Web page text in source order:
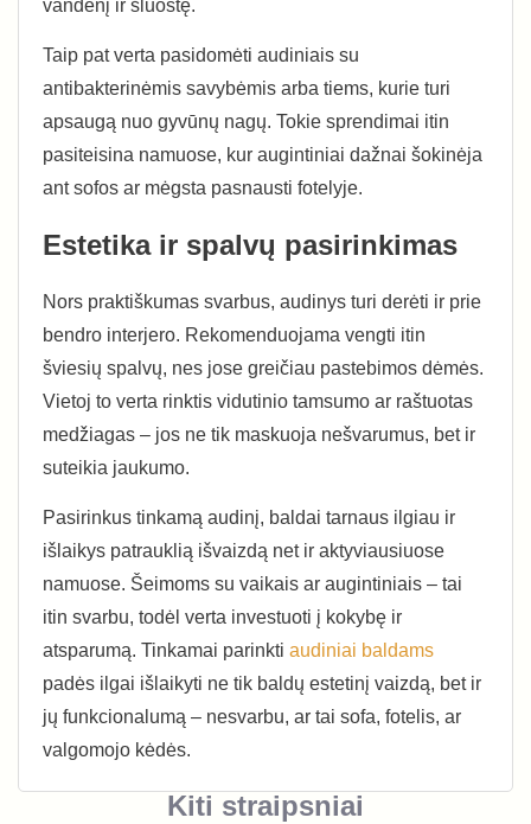
vandenį ir šluostę.
Taip pat verta pasidomėti audiniais su
antibakterinėmis savybėmis arba tiems, kurie turi
apsaugą nuo gyvūnų nagų. Tokie sprendimai itin
pasiteisina namuose, kur augintiniai dažnai šokinėja
ant sofos ar mėgsta pasnausti fotelyje.
Estetika ir spalvų pasirinkimas
Nors praktiškumas svarbus, audinys turi derėti ir prie
bendro interjero. Rekomenduojama vengti itin
šviesių spalvų, nes jose greičiau pastebimos dėmės.
Vietoj to verta rinktis vidutinio tamsumo ar raštuotas
medžiagas – jos ne tik maskuoja nešvarumus, bet ir
suteikia jaukumo.
Pasirinkus tinkamą audinį, baldai tarnaus ilgiau ir
išlaikys patrauklią išvaizdą net ir aktyviausiuose
namuose. Šeimoms su vaikais ar augintiniais – tai
itin svarbu, todėl verta investuoti į kokybę ir
atsparumą. Tinkamai parinkti audiniai baldams
padės ilgai išlaikyti ne tik baldų estetinį vaizdą, bet ir
jų funkcionalumą – nesvarbu, ar tai sofa, fotelis, ar
valgomojo kėdės.
Kiti straipsniai